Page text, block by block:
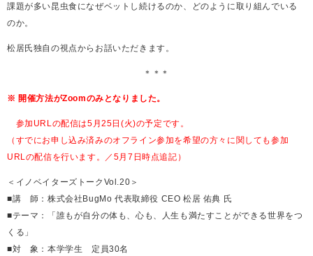
課題が多い昆⾍⾷になぜベットし続けるのか、どのように取り組んでいる
のか。
松居氏独自の視点からお話いただきます。
＊＊＊
※ 開催方法がZoomのみとなりました。
参加URLの配信は5月25日(火)の予定です。
（すでにお申し込み済みのオフライン参加を希望の方々に関しても参加
URLの配信を行います。／5月7日時点追記）
＜イノベイターズトークVol.20＞
■講 師：株式会社BugMo 代表取締役 CEO 松居 佑典 氏
■テーマ：「誰もが自分の体も、心も、人生も満たすことができる世界をつ
くる」
■対 象：本学学生 定員30名